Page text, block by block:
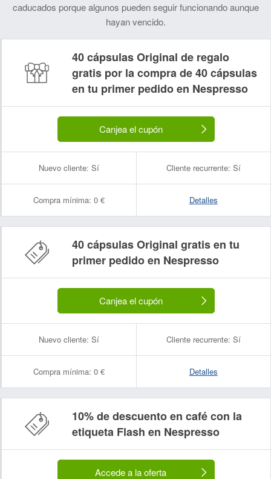
caducados porque algunos pueden seguir funcionando aunque
hayan vencido.
40 cápsulas Original de regalo
gratis por la compra de 40 cápsulas
en tu primer pedido en Nespresso
Canjea el cupón
Nuevo cliente: Sí Cliente recurrente: Sí
Compra mínima: 0 € Detalles
40 cápsulas Original gratis en tu
primer pedido en Nespresso
Canjea el cupón
Nuevo cliente: Sí Cliente recurrente: Sí
Compra mínima: 0 € Detalles
10% de descuento en café con la
etiqueta Flash en Nespresso
Accede a la oferta